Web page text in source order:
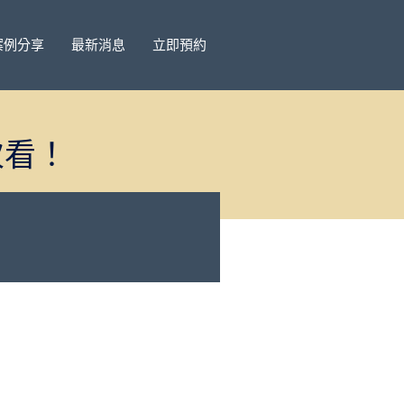
例分享 最新消息 立即預約
！